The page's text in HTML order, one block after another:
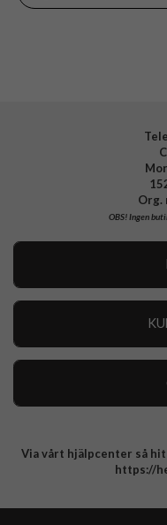
Varumärke
Org.
OBS!Ingen
Integritetspolicy
Via vårt hjälpcenter så
https://